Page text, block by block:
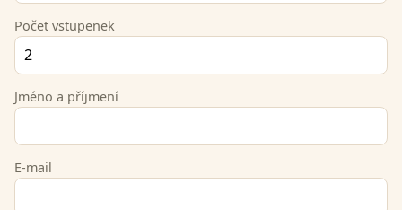
Počet vstupenek
Jméno a příjmení
E-mail